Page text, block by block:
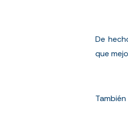
De
que